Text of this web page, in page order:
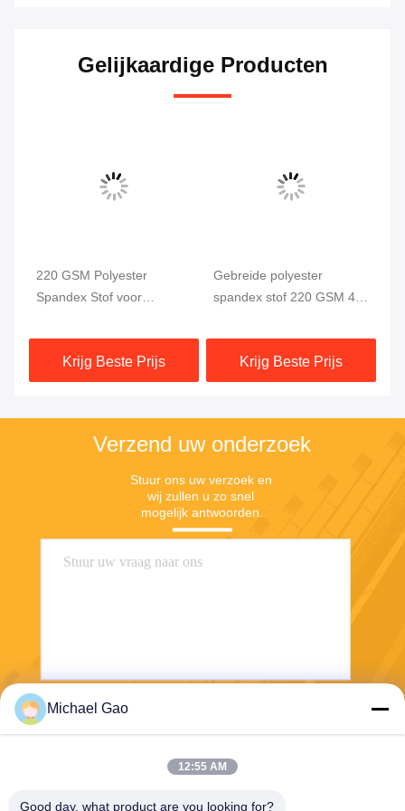
Gelijkaardige Producten
220 GSM Polyester
Spandex Stof voor
Sportkleding
Krijg Beste Prijs
Gebreide polyester
spandex stof 220 GSM 4-
Krijg Beste Prijs
Verzend uw onderzoek
Stuur ons uw verzoek en
wij zullen u zo snel
mogelijk antwoorden.
Michael Gao
12:55 AM
Good day, what product are you looking for?